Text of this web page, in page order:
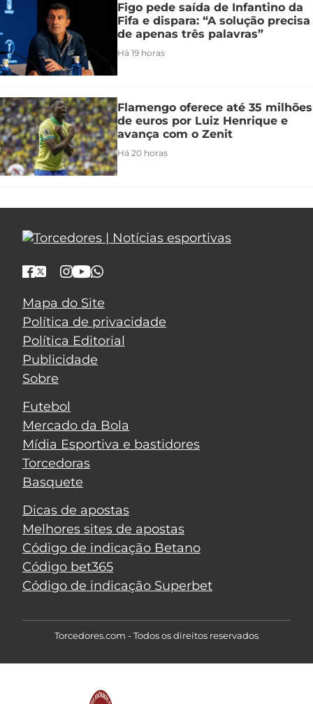
Figo pede saída de Infantino da
Fifa e dispara: “A solução precisa
de apenas três palavras”
Há 19 horas
Flamengo oferece até 35 milhões
de euros por Luiz Henrique e
avança com o Zenit
Há 20 horas
Mapa do Site
Política de privacidade
Política Editorial
Publicidade
Sobre
Futebol
Mercado da Bola
Mídia Esportiva e bastidores
Torcedoras
Basquete
Dicas de apostas
Melhores sites de apostas
Código de indicação Betano
Código bet365
Código de indicação Superbet
Torcedores.com - Todos os direitos reservados